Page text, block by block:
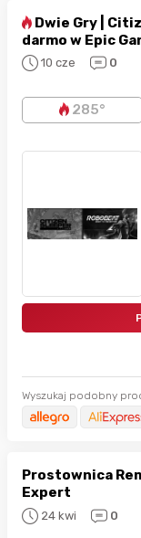
Dwie Gry |
darmo w Epic
10 cze 0
285°
Wyszukaj podobny
Prostownica
Expert
24 kwi 0